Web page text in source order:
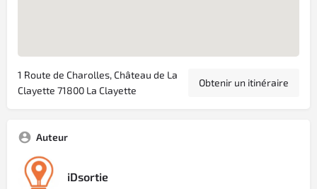
1 Route de Charolles, Château de La
Clayette 71800 La Clayette
Obtenir un itinéraire
Auteur
iDsortie